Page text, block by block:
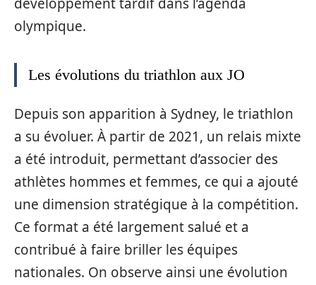
olympique.
Les évolutions du triathlon aux JO
Depuis son apparition à Sydney, le triathlon
a su évoluer. À partir de 2021, un relais mixte
a été introduit, permettant d’associer des
athlètes hommes et femmes, ce qui a ajouté
une dimension stratégique à la compétition.
Ce format a été largement salué et a
contribué à faire briller les équipes
nationales. On observe ainsi une évolution